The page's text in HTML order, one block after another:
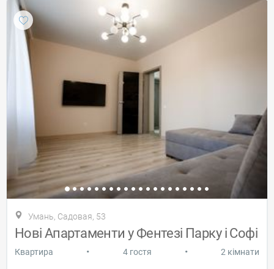
Умань, Cадовая, 53
Нові Апартаменти у Фентезі Парку і Софі
Квартира • 4 гостя • 2 кімнати